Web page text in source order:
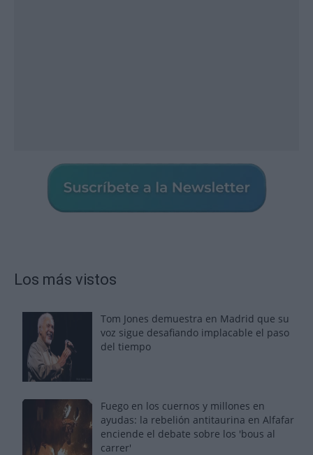
Los más vistos
Tom Jones demuestra en Madrid que su
voz sigue desafiando implacable el paso
del tiempo
Fuego en los cuernos y millones en
ayudas: la rebelión antitaurina en Alfafar
enciende el debate sobre los 'bous al
carrer'